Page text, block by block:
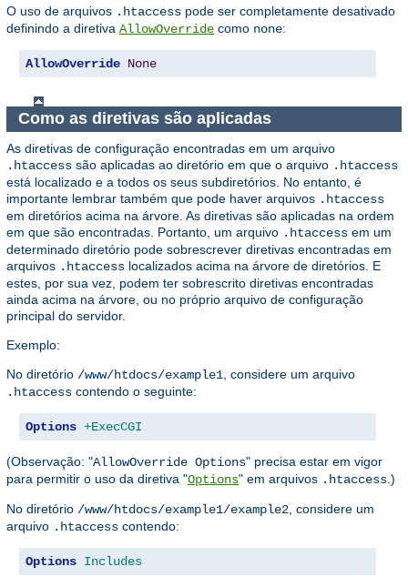
O uso de arquivos .htaccess pode ser completamente desativado
definindo a diretiva AllowOverride como none:
AllowOverride None
Como as diretivas são aplicadas
As diretivas de configuração encontradas em um arquivo
.htaccess são aplicadas ao diretório em que o arquivo .htaccess
está localizado e a todos os seus subdiretórios. No entanto, é
importante lembrar também que pode haver arquivos .htaccess
em diretórios acima na árvore. As diretivas são aplicadas na ordem
em que são encontradas. Portanto, um arquivo .htaccess em um
determinado diretório pode sobrescrever diretivas encontradas em
arquivos .htaccess localizados acima na árvore de diretórios. E
estes, por sua vez, podem ter sobrescrito diretivas encontradas
ainda acima na árvore, ou no próprio arquivo de configuração
principal do servidor.
Exemplo:
No diretório /www/htdocs/example1 , considere um arquivo
.htaccess contendo o seguinte:
Options +ExecCGI
(Observação: "AllowOverride Options" precisa estar em vigor
para permitir o uso da diretiva "Options" em arquivos .htaccess .)
No diretório /www/htdocs/example1/example2 , considere um
arquivo .htaccess contendo:
Options Includes